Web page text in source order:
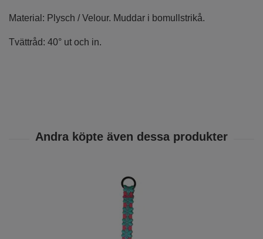
Material: Plysch / Velour. Muddar i bomullstrikå.
Tvättråd: 40° ut och in.